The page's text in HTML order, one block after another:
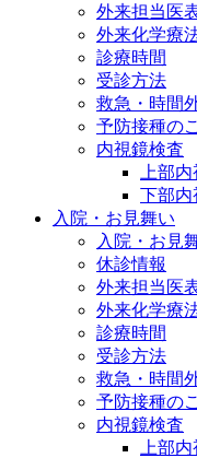
外来担当医
外来化学療
診療時間
受診方法
救急・時間
予防接種の
内視鏡検査
上部
下部内
入院・お見舞い
入院・お見
休診情報
外来担当医
外来化学療
診療時間
受診方法
救急・時間
予防接種の
内視鏡検査
上部